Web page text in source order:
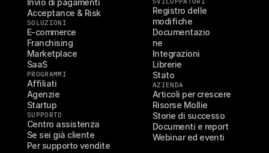
Invio di pagamenti
Acceptance & Risk
SOLUZIONI
E-commerce
Franchising
Marketplace
SaaS
PROGRAMMI
Affiliati
Agenzie
Startup
SUPPORTO
Centro assistenza
Se sei già cliente
Per supporto vendite
Registro delle
modifiche
Documentazio
ne
Integrazioni
Librerie
Stato
AZIENDA
Articoli per crescere
Risorse Mollie
Storie di successo
Documenti e report
Webinar ed eventi